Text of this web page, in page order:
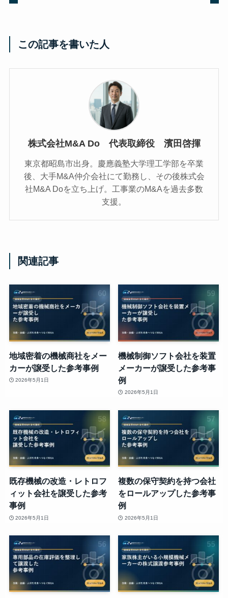
この記事を書いた人
株式会社M&A Do 代表取締役 濱田啓揮
東京都昭島市出身。慶應義塾大学理工学部を卒業
後、大手M&A仲介会社にて勤務し、その後株式会
社M&A Doを立ち上げ。工事業のM&Aを過去多数
支援。
関連記事
地域密着の機械商社をメー
カーが譲受した参考事例
2026年5月1日
機械制御ソフト会社を装置
メーカーが譲受した参考事
例
2026年5月1日
既存機械の改造・レトロフ
ィット会社を譲受した参考
事例
2026年5月1日
複数の保守契約を持つ会社
をロールアップした参考事
例
2026年5月1日